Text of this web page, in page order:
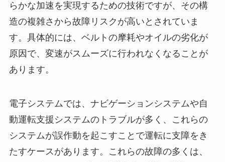
らかな加速を実現するための技術ですが、その構
造の複雑さから故障リスクが高いとされていま
す。具体的には、ベルトの摩耗やオイルの劣化が
原因で、変速がスムーズに行われなくなることが
あります。
電子システムでは、ナビゲーションシステムや自
動運転支援システムのトラブルが多く、これらの
システムが誤作動を起こすことで運転に支障をき
たすケースがあります。これらの故障の多くは、